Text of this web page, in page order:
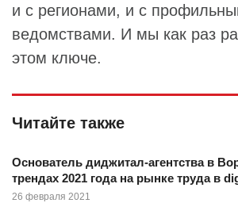
и с регионами, и с
ведомствами. И мы как раз
этом ключе.
Читайте также
Основатель диджитал-агентства в
трендах 2021 года на рынке труда в
26 февраля 2021